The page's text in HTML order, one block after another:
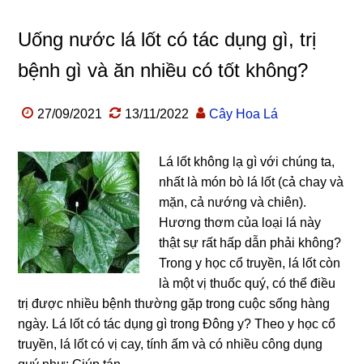
Uống nước lá lốt có tác dụng gì, trị
bệnh gì và ăn nhiều có tốt không?
27/09/2021 13/11/2022 Cây Hoa Lá
Lá lốt không lạ gì với chúng ta,
nhất là món bò lá lốt (cả chay và
mặn, cả nướng và chiên).
Hương thơm của loại lá này
thật sự rất hấp dẫn phải không?
Trong y học cổ truyền, lá lốt còn
là một vị thuốc quý, có thể điều
trị được nhiều bệnh thường gặp trong cuộc sống hàng
ngày. Lá lốt có tác dụng gì trong Đông y? Theo y học cổ
truyền, lá lốt có vị cay, tính ấm và có nhiều công dụng